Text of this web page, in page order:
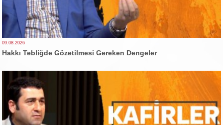
09.08.2026
Hakkı Tebliğde Gözetilmesi Gereken Dengeler